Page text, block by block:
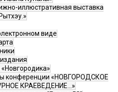
иллюстративная выставка
виде
конференции «НОВГОРОДСКОЕ
КРАЕВЕДЕНИЕ...»